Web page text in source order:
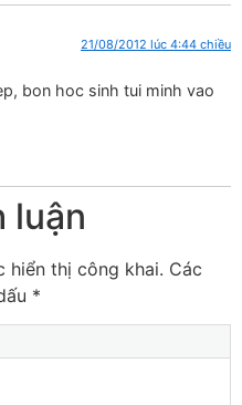
21/08/2012 lúc 4:44 chiều
bon hoc sinh tui minh vao
luận
hiển thị công khai. Các
*